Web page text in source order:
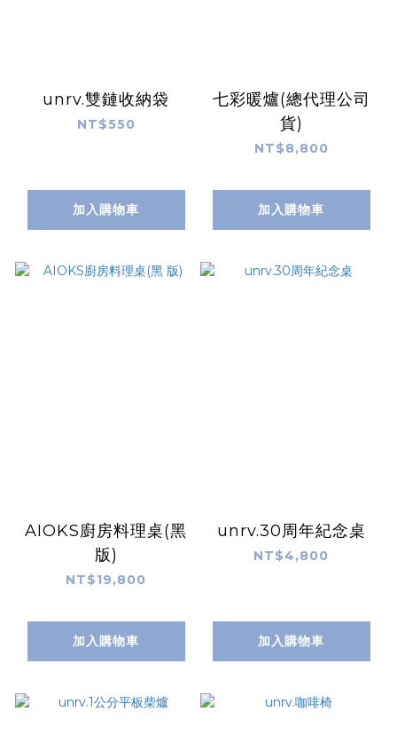
unrv.雙鏈收納袋
NT$550
加入購物車
七彩暖爐(總代理公司
貨)
NT$8,800
加入購物車
AIOKS廚房料理桌(黑
版)
NT$19,800
加入購物車
unrv.30周年紀念桌
NT$4,800
加入購物車